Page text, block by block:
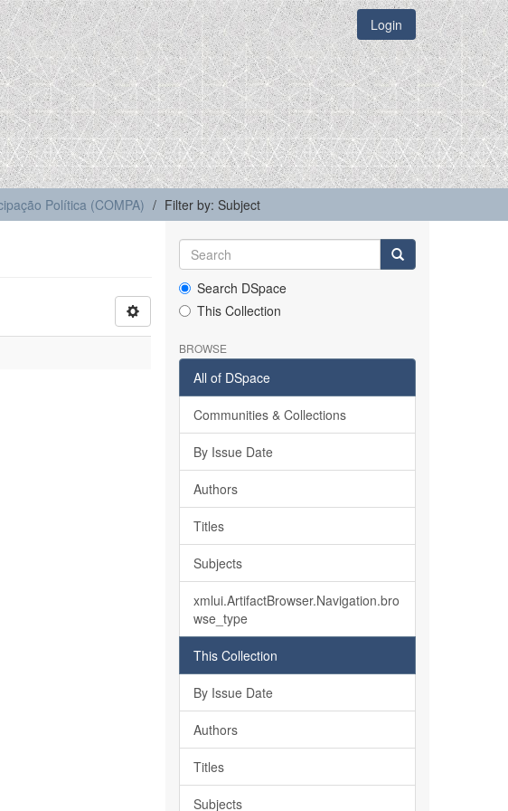
Login
Política (COMPA) Filter by: Subject
Search DSpace
This Collection
BROWSE
All of DSpace
Communities & Collections
By Issue Date
Authors
Titles
Subjects
xmlui.ArtifactBrowser.Navigation.bro
wse_type
This Collection
By Issue Date
Authors
Titles
Subjects